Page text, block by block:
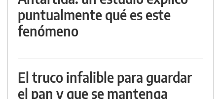
puntualmente qué es este
fenómeno
El truco infalible para guardar
el pan y que se mantenga